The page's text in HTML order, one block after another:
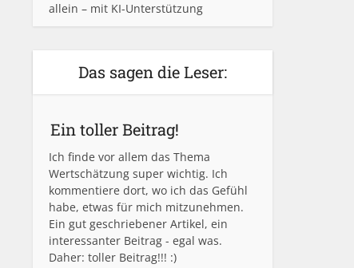
allein – mit KI-Unterstützung
Das sagen die Leser:
Ein toller Beitrag!
Ich finde vor allem das Thema
Wertschätzung super wichtig. Ich
kommentiere dort, wo ich das Gefühl
habe, etwas für mich mitzunehmen.
Ein gut geschriebener Artikel, ein
interessanter Beitrag - egal was.
Daher: toller Beitrag!!! :)